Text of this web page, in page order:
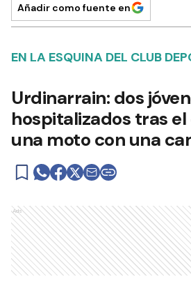
Añadir como fuente en
EN LA ESQUINA DEL CLUB
Urdinarrain: dos
hospitalizados tras
una moto con una
Ads